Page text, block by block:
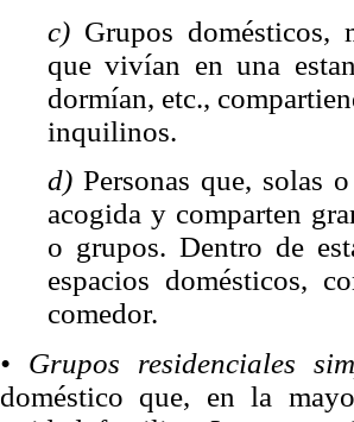
c) Grupos domésticos,
que vivían en una
dormían, etc.,
inquilinos.
d)Personas que, solas
acogida y comparten
o grupos. Dentro de
espacios domésticos,
comedor.
• Grupos residenciales
doméstico que, en la